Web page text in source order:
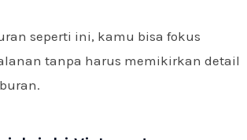
seperti ini, kamu bisa fokus
tanpa harus memikirkan detail